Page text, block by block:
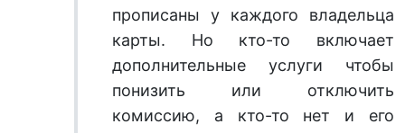
прописаны у каждого владельца
карты. Но кто-то включает
дополнительные услуги чтобы
понизить или отключить
комиссию, а кто-то нет и его